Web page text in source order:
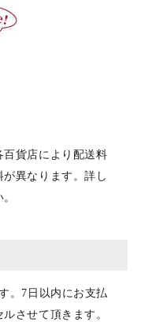
貨店により配送料
異なります。詳し
。7日以内にお支払
させて頂きます。